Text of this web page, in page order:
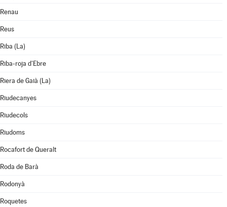
Renau
Reus
Riba (La)
Riba-roja d'Ebre
Riera de Gaià (La)
Riudecanyes
Riudecols
Riudoms
Rocafort de Queralt
Roda de Barà
Rodonyà
Roquetes